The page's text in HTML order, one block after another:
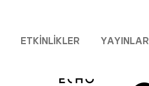
ETKINLIKLER YAYINLAR